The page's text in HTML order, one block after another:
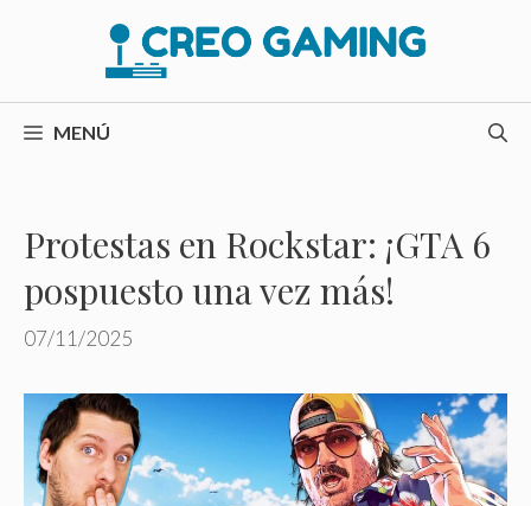
MENÚ
Protestas en Rockstar: ¡GTA 6
pospuesto una vez más!
07/11/2025